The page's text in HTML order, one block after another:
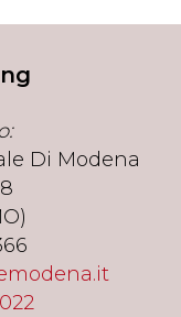
Di Modena